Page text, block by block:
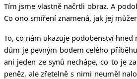
Tím jsme vlastně načrtli obraz. A
Co ono smíření znamená, jak jej
To, co nám ukazuje podobenství
dům je pevným bodem celého
ani jeden ze synů nechápe, co to je
peněz, ale zřetelně s nimi neuměl